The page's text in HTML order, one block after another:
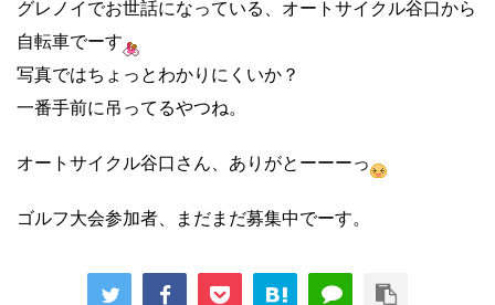
グレノイでお世話になっている、オートサイクル谷口から
自転車でーす
写真ではちょっとわかりにくいか？
一番手前に吊ってるやつね。
オートサイクル谷口さん、ありがとーーーっ
ゴルフ大会参加者、まだまだ募集中でーす。